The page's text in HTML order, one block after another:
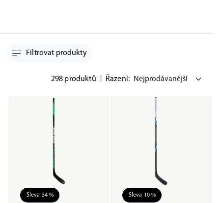
Filtrovat produkty
298 produktů Řazení:
Sleva 34 % Sleva 10 %